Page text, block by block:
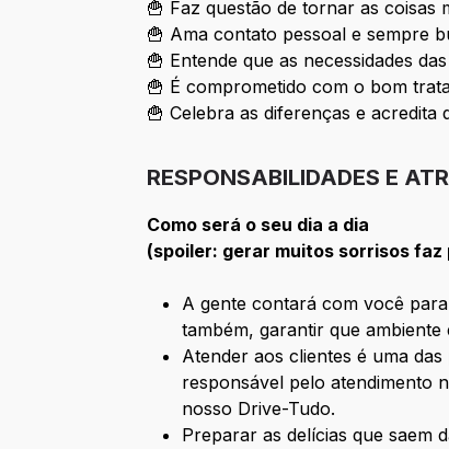
🍟 Faz questão de tornar as coisas
🍟 Ama contato pessoal e sempre
🍟 Entende que as necessidades
🍟 É comprometido com o bom
🍟 Celebra as diferenças e acredita
RESPONSABILIDADES E
Como será o seu dia a dia
(spoiler: gerar muitos sorrisos
A gente contará com você
também, garantir que
Atender aos clientes é uma
responsável pelo atendimento
nosso Drive-Tudo.
Preparar as delícias que saem